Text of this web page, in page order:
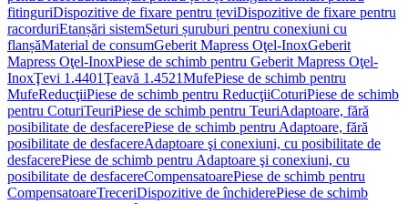
fitinguriDispozitive de fixare pentru țeviDispozitive de fixare pentru
racorduriEtanșări sistemSeturi șuruburi pentru conexiuni cu
flanșăMaterial de consumGeberit Mapress Oţel-InoxGeberit
Mapress Oţel-InoxPiese de schimb pentru Geberit Mapress Oţel-
InoxŢevi 1.4401Ţeavă 1.4521MufePiese de schimb pentru
MufeReducţiiPiese de schimb pentru ReducţiiCoturiPiese de schimb
pentru CoturiTeuriPiese de schimb pentru TeuriAdaptoare, fără
posibilitate de desfacerePiese de schimb pentru Adaptoare, fără
posibilitate de desfacereAdaptoare şi conexiuni, cu posibilitate de
desfacerePiese de schimb pentru Adaptoare şi conexiuni, cu
posibilitate de desfacereCompensatoarePiese de schimb pentru
CompensatoareTreceriDispozitive de închiderePiese de schimb